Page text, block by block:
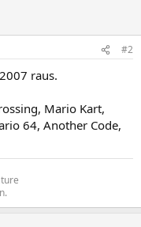
#2
raus.
Mario Kart,
64, Another Code,